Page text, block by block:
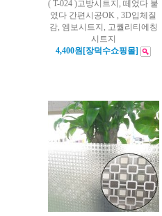
( T-024 )고방시트지, 떼었다 붙
였다 간편시공OK , 3D입체질
감, 엠보시트지, 고퀄리티에칭
시트지
4,400원[장덕수쇼핑몰]